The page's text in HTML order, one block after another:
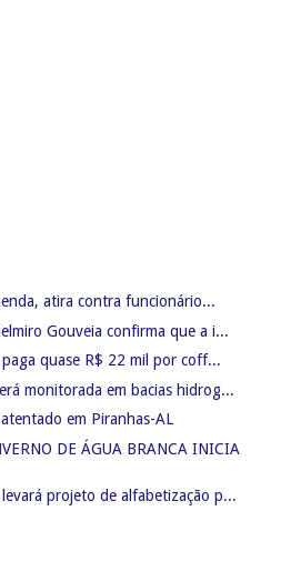
atira contra funcionário...
Gouveia confirma que a i...
quase R$ 22 mil por coff...
monitorada em bacias hidrog...
em Piranhas-AL
DE ÁGUA BRANCA INICIA
projeto de alfabetização p...